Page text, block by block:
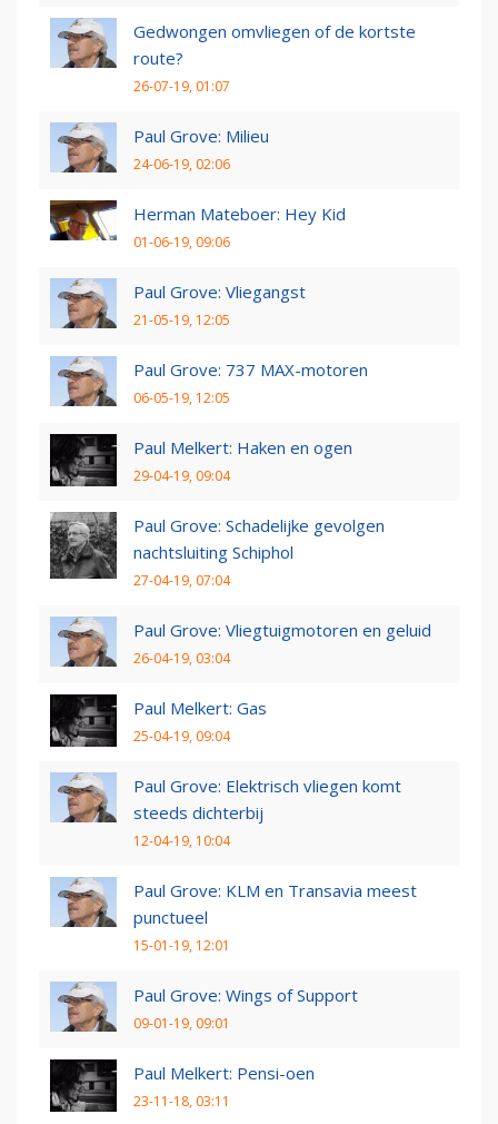
Gedwongen omvliegen of de kortste
route?
26-07-19, 01:07
Paul Grove: Milieu
24-06-19, 02:06
Herman Mateboer: Hey Kid
01-06-19, 09:06
Paul Grove: Vliegangst
21-05-19, 12:05
Paul Grove: 737 MAX-motoren
06-05-19, 12:05
Paul Melkert: Haken en ogen
29-04-19, 09:04
Paul Grove: Schadelijke gevolgen
nachtsluiting Schiphol
27-04-19, 07:04
Paul Grove: Vliegtuigmotoren en geluid
26-04-19, 03:04
Paul Melkert: Gas
25-04-19, 09:04
Paul Grove: Elektrisch vliegen komt
steeds dichterbij
12-04-19, 10:04
Paul Grove: KLM en Transavia meest
punctueel
15-01-19, 12:01
Paul Grove: Wings of Support
09-01-19, 09:01
Paul Melkert: Pensi-oen
23-11-18, 03:11